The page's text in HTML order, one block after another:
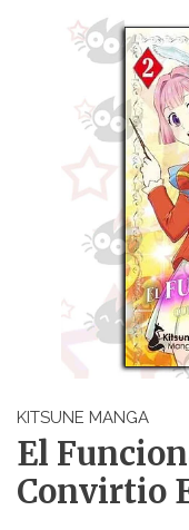
KITSUNE MANGA
El
Convirtio